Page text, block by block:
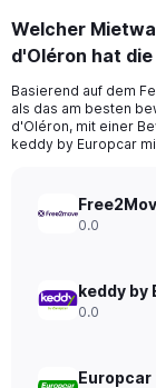
Welcher
d'Oléron hat
Basierend auf dem
als das am besten
d'Oléron, mit einer
keddy by Europcar
0.0
keddy by
0.0
Europcar